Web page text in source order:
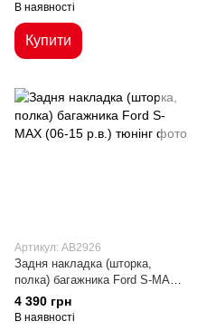
В наявності
Купити
Артикул: AB2926
Задня накладка (шторка,
полка) багажника Ford S-MAX
(06-15 р.в.)
4 390 грн
В наявності